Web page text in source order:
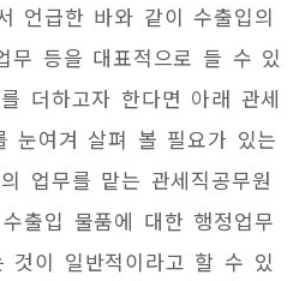
언급한 바와 같이 수출입의
무 등을 대표적으로 들 수 있
더하고자 한다면 아래 관세
눈여겨 살펴 볼 필요가 있는
업무를 맡는 관세직공무원
출입 물품에 대한 행정업무
것이 일반적이라고 할 수 있